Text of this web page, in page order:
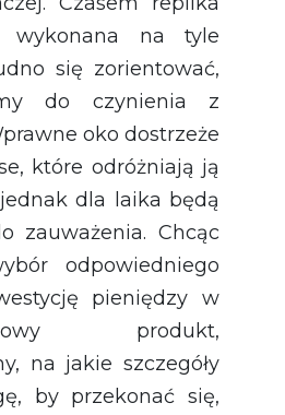
wykonana na tyle
się zorientować,
do czynienia z
oko dostrzeże
które odróżniają ją
dla laika będą
zauważenia. Chcąc
odpowiedniego
pieniędzy w
produkt,
na jakie szczegóły
by przekonać się,